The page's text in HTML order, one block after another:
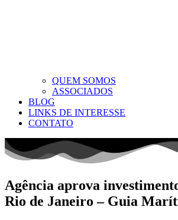
QUEM SOMOS
ASSOCIADOS
BLOG
LINKS DE INTERESSE
CONTATO
Agência aprova
Rio de Janeiro – Guia